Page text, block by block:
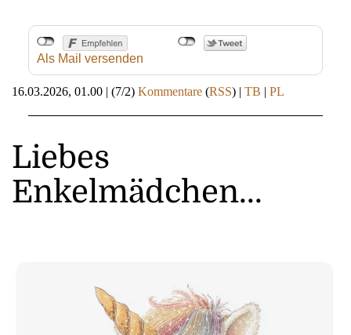
Als Mail versenden
16.03.2026, 01.00 | (7/2) Kommentare (RSS) | TB | PL
Liebes
Enkelmädchen...